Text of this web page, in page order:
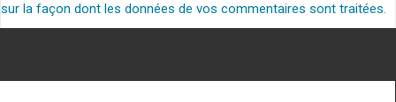
sur la façon dont les données de vos commentaires sont traitées.